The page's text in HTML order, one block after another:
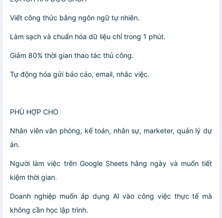
Viết công thức bằng ngôn ngữ tự nhiên.
Làm sạch và chuẩn hóa dữ liệu chỉ trong 1 phút.
Giảm 80% thời gian thao tác thủ công.
Tự động hóa gửi báo cáo, email, nhắc việc.
PHÙ HỢP CHO
Nhân viên văn phòng, kế toán, nhân sự, marketer, quản lý dự
án.
Người làm việc trên Google Sheets hằng ngày và muốn tiết
kiệm thời gian.
Doanh nghiệp muốn áp dụng AI vào công việc thực tế mà
không cần học lập trình.